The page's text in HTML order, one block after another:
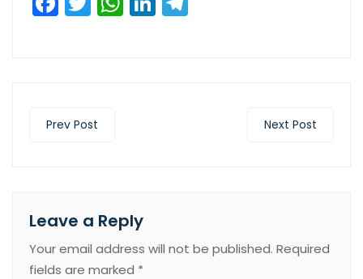
Prev Post Next Post
Leave a Reply
Your email address will not be published. Required
fields are marked *